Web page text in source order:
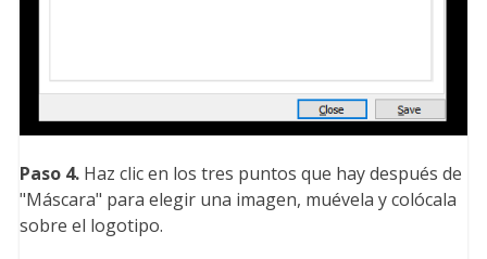
Paso 4. Haz clic en los tres puntos que hay después de
"Máscara" para elegir una imagen, muévela y colócala
sobre el logotipo.